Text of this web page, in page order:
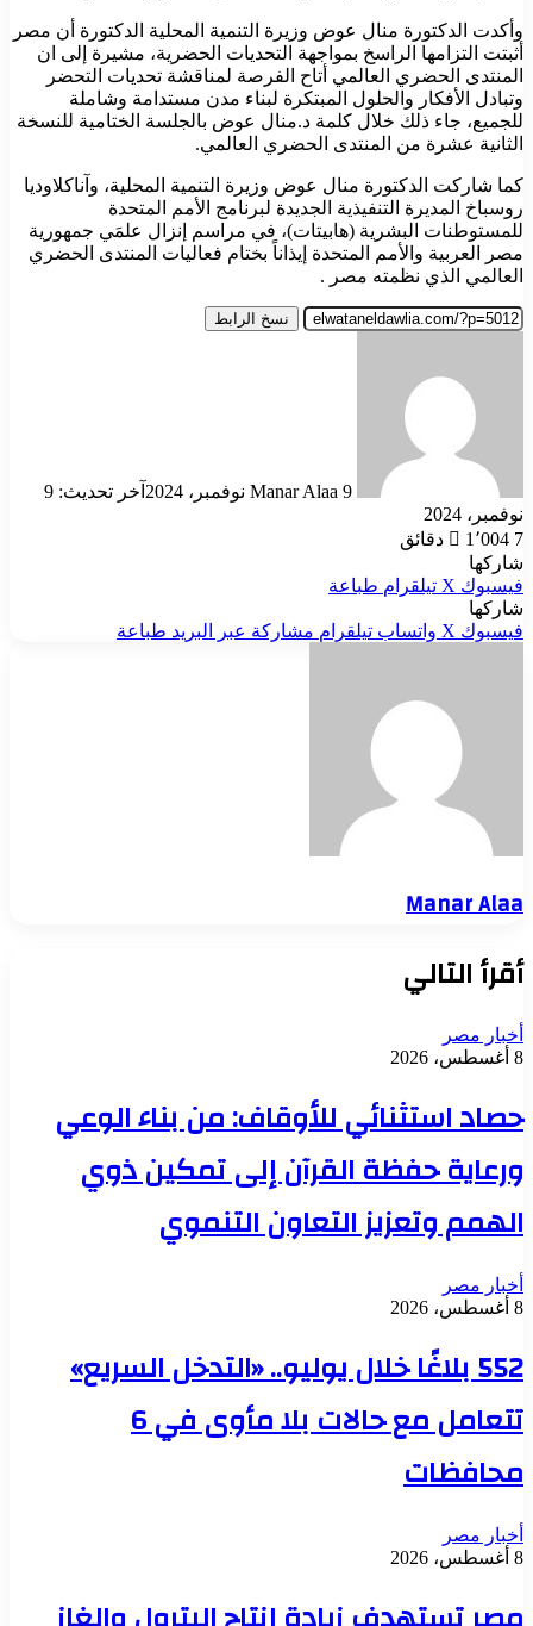
وأكدت الدكتورة منال عوض وزيرة التنمية المحلية الدكتورة أن مصر
أثبتت التزامها الراسخ بمواجهة التحديات الحضرية، مشيرة إلى ان
المنتدى الحضري العالمي أتاح الفرصة لمناقشة تحديات التحضر
وتبادل الأفكار والحلول المبتكرة لبناء مدن مستدامة وشاملة
للجميع، جاء ذلك خلال كلمة د.منال عوض بالجلسة الختامية للنسخة
الثانية عشرة من المنتدى الحضري العالمي.
كما شاركت الدكتورة منال عوض وزيرة التنمية المحلية، وآناكلاوديا
روسباخ المديرة التنفيذية الجديدة لبرنامج الأمم المتحدة
للمستوطنات البشرية (هابيتات)، في مراسم إنزال علمَي جمهورية
مصر العربية والأمم المتحدة إيذاناً بختام فعاليات المنتدى الحضري
العالمي الذي نظمته مصر .
نسخ الرابط
Manar Alaa 9 نوفمبر، 2024
آخر تحديث: 9
نوفمبر، 2024
1٬004 7 دقائق
شاركها
فيسبوك ‫X تيلقرام طباعة
شاركها
فيسبوك ‫X واتساب تيلقرام مشاركة عبر البريد طباعة
Manar Alaa
أقرأ التالي
أخبار مصر
8 أغسطس، 2026
حصاد استثنائي للأوقاف: من بناء الوعي
ورعاية حفظة القرآن إلى تمكين ذوي
الهمم وتعزيز التعاون التنموي
أخبار مصر
8 أغسطس، 2026
552 بلاغًا خلال يوليو.. «التدخل السريع»
تتعامل مع حالات بلا مأوى في 6
محافظات
أخبار مصر
8 أغسطس، 2026